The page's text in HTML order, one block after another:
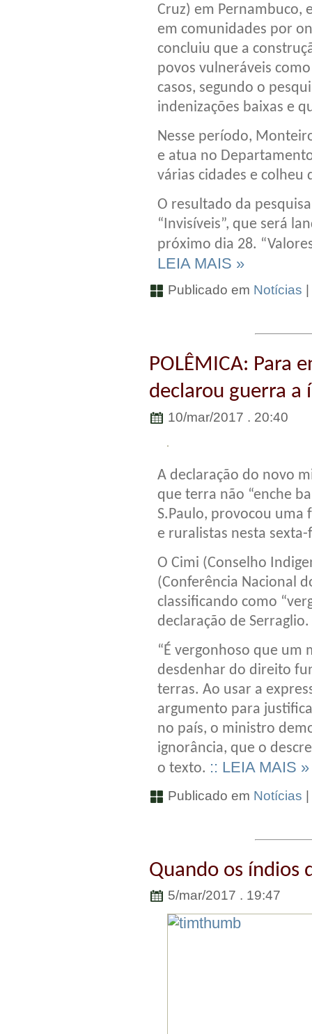
Cruz) em Pernambuco,
em comunidades por
concluiu que a
povos vulneráveis
casos, segundo o
indenizações baixas e
Nesse período,
e atua no
várias cidades e colheu
O resultado da
“Invisíveis”, que será
próximo dia 28.
LEIA MAIS »
Publicado em Notícias
POLÊMICA: Para
declarou guerra a
10/mar/2017 . 20:40
A declaração do novo
que terra não “enche
S.Paulo, provocou
e ruralistas nesta
O Cimi (Conselho
(Conferência Nacional
classificando como
declaração de Serraglio.
“É vergonhoso que um
desdenhar do direito
terras. Ao usar a
argumento para
no país, o ministro
ignorância, que o
o texto. :: LEIA MAIS »
Publicado em Notícias |
Quando os índios
5/mar/2017 . 19:47